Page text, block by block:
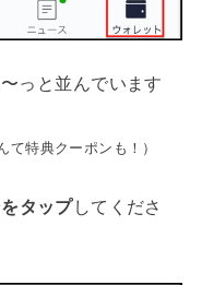
っと並んでいます
て特典クーポンも！）
タップしてくださ